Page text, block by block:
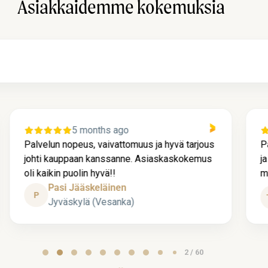
Asiakkaidemme kokemuksia
ja hyvä tarjous
1 year ago
Pääsy nopealla aikataululla
ja asiantunteva palvelu, hyvä
TM
3 / 60